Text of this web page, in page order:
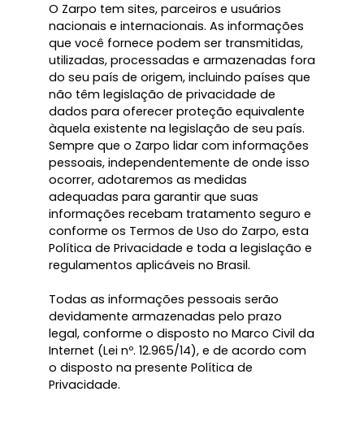
O Zarpo tem sites, parceiros e usuários
nacionais e internacionais. As informações
que você fornece podem ser transmitidas,
utilizadas, processadas e armazenadas fora
do seu país de origem, incluindo países que
não têm legislação de privacidade de
dados para oferecer proteção equivalente
àquela existente na legislação de seu país.
Sempre que o Zarpo lidar com informações
pessoais, independentemente de onde isso
ocorrer, adotaremos as medidas
adequadas para garantir que suas
informações recebam tratamento seguro e
conforme os Termos de Uso do Zarpo, esta
Política de Privacidade e toda a legislação e
regulamentos aplicáveis no Brasil.
Todas as informações pessoais serão
devidamente armazenadas pelo prazo
legal, conforme o disposto no Marco Civil da
Internet (Lei nº. 12.965/14), e de acordo com
o disposto na presente Política de
Privacidade.